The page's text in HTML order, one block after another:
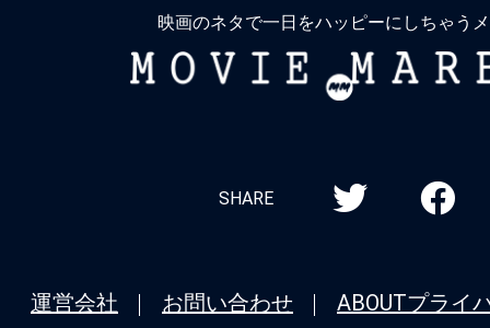
映画のネタで一日をハッピーにしちゃう
MOVIE
SHARE
運営会社 お問い合わせ ABOUTプライ